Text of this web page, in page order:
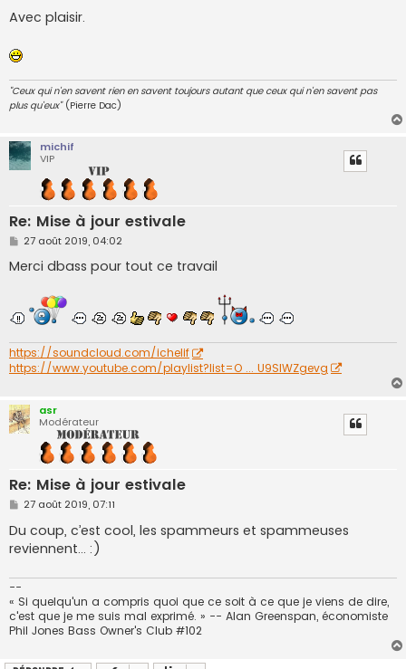
g
e
Avec plaisir.
"Ceux qui n'en savent rien en savent toujours autant que ceux qui n'en savent pas
plus qu'eux"(Pierre Dac)
michif
VIP
Re: Mise à jour estivale
M
s
s
e
27 août 2019, 04:02
Merci dbass pour tout ce travail
https://soundcloud.com/ichelif
https://www.youtube.com/playlist?list=O ... U9SIWZgevg
asr
Modérateur
Re: Mise à jour estivale
M
s
s
a
27 août 2019, 07:11
Du coup, c’est cool, les spammeurs et spammeuses
reviennent… :)
--
« Si quelqu'un a compris quoi que ce soit à ce que je viens de dire,
c'est que je me suis mal exprimé. » -- Alan Greenspan, économiste
Phil Jones Bass Owner's Club #102